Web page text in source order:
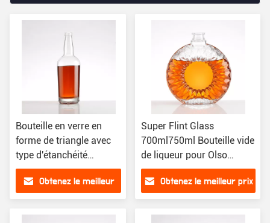
Bouteille en verre en
forme de triangle avec
type d'étanchéité
personnalisé
Obtenez le meilleur
Super Flint Glass
700ml750ml Bouteille vide
de liqueur pour Olso
Vodka Gin Rum Brandy
SpiritObtenez le meilleur prix